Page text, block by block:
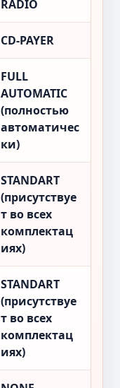
RADIO
CD-PAYER
FULL
AUTOMATIC
(полностью
автоматичес
ки)
STANDART
(присутствуе
т во всех
комплектац
иях)
STANDART
(присутствуе
т во всех
комплектац
иях)